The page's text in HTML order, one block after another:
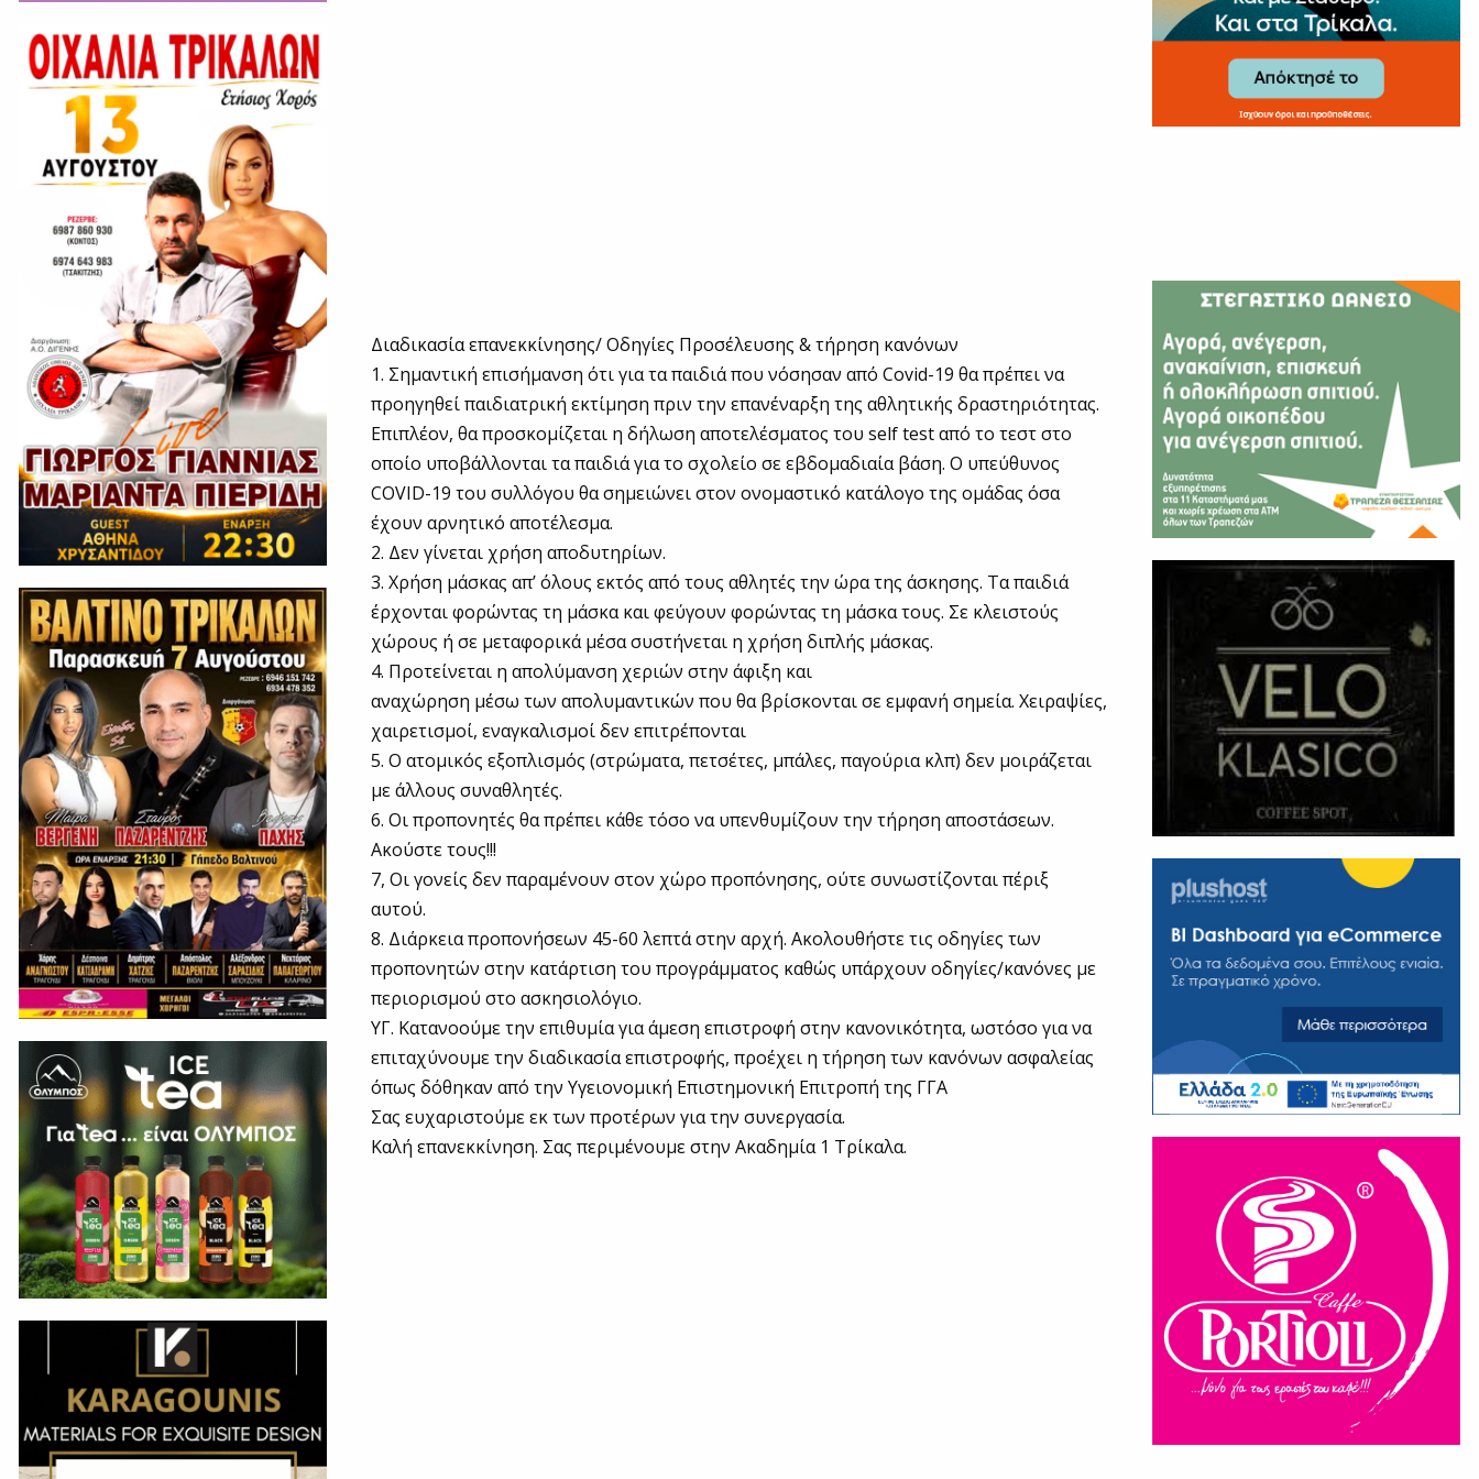
Διαδικασία επανεκκίνησης/ Οδηγίες Προσέλευσης & τήρηση κανόνων
1. Σημαντική επισήμανση ότι για τα παιδιά που νόσησαν από Covid-19 θα πρέπει να
προηγηθεί παιδιατρική εκτίμηση πριν την επανέναρξη της αθλητικής δραστηριότητας.
Επιπλέον, θα προσκομίζεται η δήλωση αποτελέσματος του self test από το τεστ στο
οποίο υποβάλλονται τα παιδιά για το σχολείο σε εβδομαδιαία βάση. Ο υπεύθυνος
COVID-19 του συλλόγου θα σημειώνει στον ονομαστικό κατάλογο της ομάδας όσα
έχουν αρνητικό αποτέλεσμα.
2. Δεν γίνεται χρήση αποδυτηρίων.
3. Χρήση μάσκας απ’ όλους εκτός από τους αθλητές την ώρα της άσκησης. Τα παιδιά
έρχονται φορώντας τη μάσκα και φεύγουν φορώντας τη μάσκα τους. Σε κλειστούς
χώρους ή σε μεταφορικά μέσα συστήνεται η χρήση διπλής μάσκας.
4. Προτείνεται η απολύμανση χεριών στην άφιξη και
αναχώρηση μέσω των απολυμαντικών που θα βρίσκονται σε εμφανή σημεία. Χειραψίες,
χαιρετισμοί, εναγκαλισμοί δεν επιτρέπονται
5. Ο ατομικός εξοπλισμός (στρώματα, πετσέτες, μπάλες, παγούρια κλπ) δεν μοιράζεται
με άλλους συναθλητές.
6. Οι προπονητές θα πρέπει κάθε τόσο να υπενθυμίζουν την τήρηση αποστάσεων.
Ακούστε τους!!!
7, Οι γονείς δεν παραμένουν στον χώρο προπόνησης, ούτε συνωστίζονται πέριξ
αυτού.
8. Διάρκεια προπονήσεων 45-60 λεπτά στην αρχή. Ακολουθήστε τις οδηγίες των
προπονητών στην κατάρτιση του προγράμματος καθώς υπάρχουν οδηγίες/κανόνες με
περιορισμού στο ασκησιολόγιο.
ΥΓ. Κατανοούμε την επιθυμία για άμεση επιστροφή στην κανονικότητα, ωστόσο για να
επιταχύνουμε την διαδικασία επιστροφής, προέχει η τήρηση των κανόνων ασφαλείας
όπως δόθηκαν από την Υγειονομική Επιστημονική Επιτροπή της ΓΓΑ
Σας ευχαριστούμε εκ των προτέρων για την συνεργασία.
Καλή επανεκκίνηση. Σας περιμένουμε στην Ακαδημία 1 Τρίκαλα.